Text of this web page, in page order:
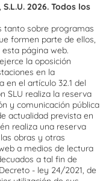
2026. Todos los
tanto sobre programas
formen parte de ellos,
página web.
la oposición
en la
en el artículo 32.1 del
SLU realiza la reserva
y comunicación pública
actualidad prevista en
realiza una reserva
obras y otras
a medios de lectura
a tal fin de
- ley 24/2021, de